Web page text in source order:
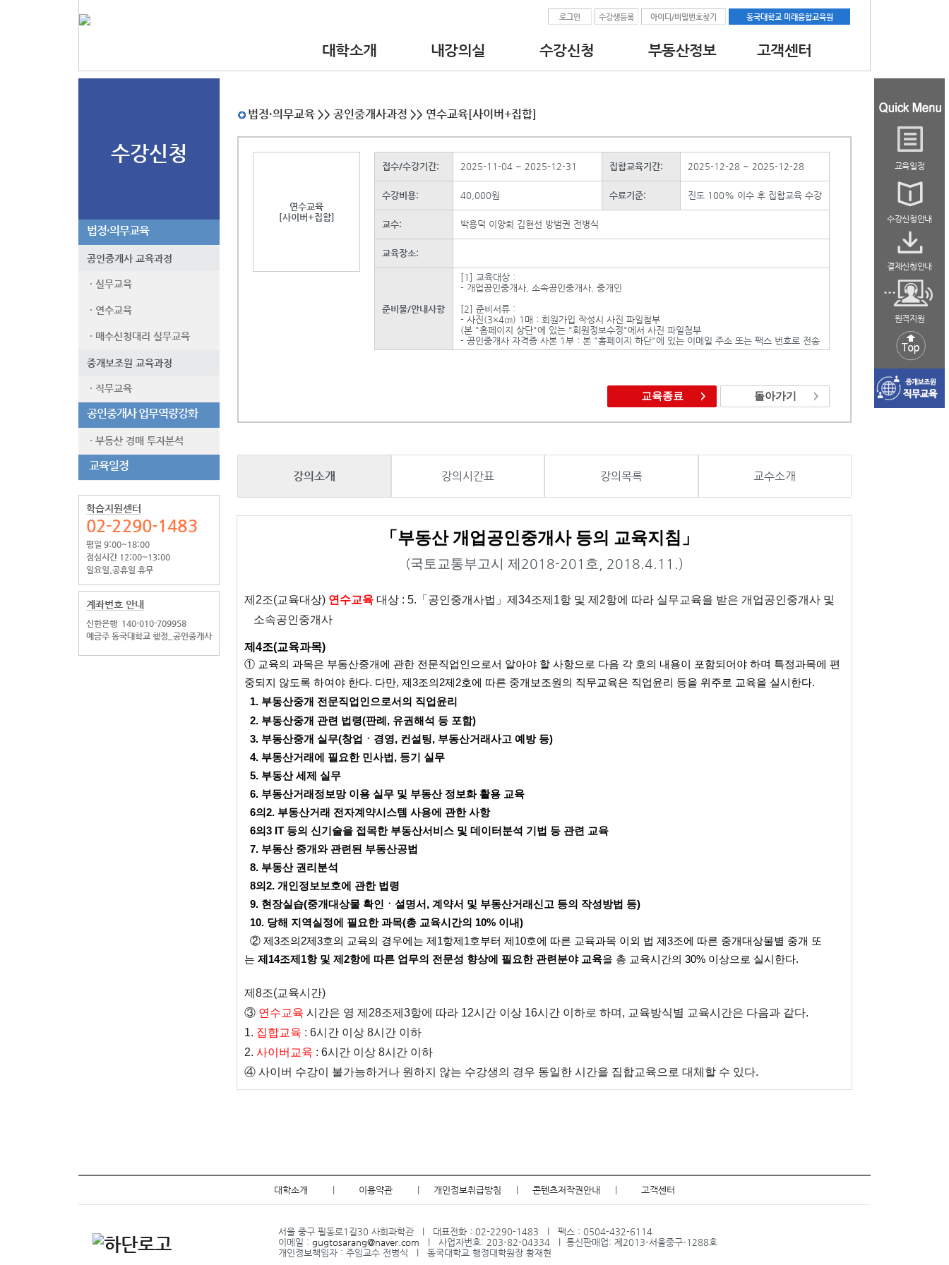
로그인 수강생등록 아이디/비밀번호찾기 동국대학교 미래융합교육원
대학소개
•인사말
내강의실
•수강중인교육과정
•강의자료 다운로드
•결제정보
수강신청
• 공인중개사 교육과정
- 직무교육
• 공인중개사 업무역량강화
- 부동산 경매 투자분석
부동산정보
공지사항
고객센터
교육일정
수강신청안내
결제신청안내
원격지원
수강신청
법정·의무교육
공인중개사 교육과정
· 실무교육
· 연수교육
· 매수신청대리 실무교육
중개보조원 교육과정
· 직무교육
공인중개사 업무역량강화
· 부동산 경매 투자분석
교육일정
학습지원센터
02-2290-1483
평일 9:00~18:00
점심시간 12:00~13:00
일요일.공휴일 휴무
계좌번호 안내
신한은행 140-010-709958
예금주 동국대학교 행정_공인중개사
법정·의무교육 >> 공인중개사과정 >> 연수교육[사이버+집합]
연수교육
[사이버+집합]
접수/수강기간: 2025-11-04 ~ 2025-12-31 집합교육기간: 2025-12-28 ~ 2025-12-28
수강비용: 40,000원 수료기준: 진도 100% 이수 후 집합교육 수강
교수: 박용덕 이양희 김현선 방범권 전병식
교육장소:
준비물/안내사항
[1] 교육대상 :
- 개업공인중개사, 소속공인중개사, 중개인
[2] 준비서류 :
- 사진(3×4㎝) 1매 : 회원가입 작성시 사진 파일첨부
(본 "홈페이지 상단"에 있는 "회원정보수정"에서 사진 파일첨부
- 공인중개사 자격증 사본 1부 : 본 "홈페이지 하단"에 있는 이메일 주소 또는 팩스 번호로 전송
교육종료 돌아가기
강의소개 강의시간표 강의목록 교수소개
「 부동산 개업공인중개사 등의 교육지침」
(국토교통부고시 제 2018-201 호 , 2018.4.11.)
제 2조(교육대상) 연수교육 대상 : 5. 「 공인중개사법 」 제 34조제 1항 및 제 2항에 따라 실무교육을 받은 개업공인중개사 및
소속공인중개사
제4조(교육과목)
① 교육의 과목은 부동산중개에 관한 전문직업인으로서 알아야 할 사항으로 다음 각 호의 내용이 포함되어야 하며 특정과목에 편
중되지 않도록 하여야 한다. 다만, 제3조의2제2호에 따른 중개보조원의 직무교육은 직업윤리 등을 위주로 교육을 실시한다.
1. 부동산중개 전문직업인으로서의 직업윤리
2. 부동산중개 관련 법령(판례, 유권해석 등 포함)
3. 부동산중개 실무(창업ㆍ경영, 컨설팅, 부동산거래사고 예방 등)
4. 부동산거래에 필요한 민사법, 등기 실무
5. 부동산 세제 실무
6. 부동산거래정보망 이용 실무 및 부동산 정보화 활용 교육
6의2. 부동산거래 전자계약시스템 사용에 관한 사항
6의3 IT 등의 신기술을 접목한 부동산서비스 및 데이터분석 기법 등 관련 교육
7. 부동산 중개와 관련된 부동산공법
8. 부동산 권리분석
8의2. 개인정보보호에 관한 법령
9. 현장실습(중개대상물 확인ㆍ설명서, 계약서 및 부동산거래신고 등의 작성방법 등)
10. 당해 지역실정에 필요한 과목(총 교육시간의 10% 이내)
② 제3조의2제3호의 교육의 경우에는 제1항제1호부터 제10호에 따른 교육과목 이외 법 제3조에 따른 중개대상물별 중개 또
는 제14조제1항 및 제2항에 따른 업무의 전문성 향상에 필요한 관련분야 교육을 총 교육시간의 30% 이상으로 실시한다.
제 8조(교육시간)
③ 연수교육 시간은 영 제 28조제 3항에 따라 12시간 이상 16시간 이하로 하며 , 교육방식별 교육시간은 다음과 같다.
1. 집합교육 : 6시간 이상 8시간 이하
2. 사이버교육 : 6시간 이상 8시간 이하
④ 사이버 수강이 불가능하거나 원하지 않는 수강생의 경우 동일한 시간을 집합교육으로 대체할 수 있다.
대학소개 이용약관 개인정보취급방침 콘텐츠저작권안내 고객센터
서울 중구 필동로1길30 사회과학관 l 대표전화 : 02-2290-1483 l 팩스 : 0504-432-6114
이메일 : gugtosarang@naver.com l 사업자번호: 203-82-04334 l 통신판매업: 제2013-서울중구-1288호
개인정보책임자 : 주임교수 전병식 l 동국대학교 행정대학원장 황재현